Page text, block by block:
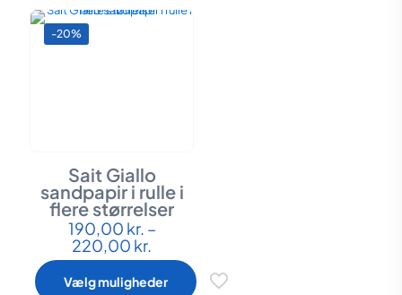
kan
-20%
Sait Giallo
sandpapir i rulle i
flere størrelser
Dette
vare
har
flere
190,00 kr. –
220,00 kr.
190,00 kr.
til
Vælg muligheder